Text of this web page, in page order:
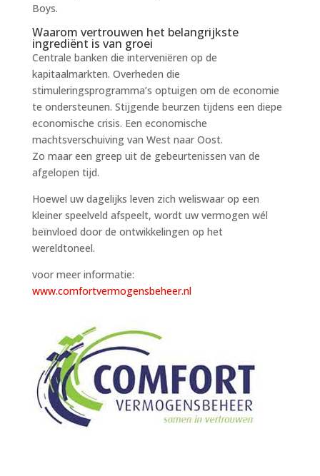
Boys.
Waarom vertrouwen het belangrijkste
ingrediënt is van groei
Centrale banken die interveniëren op de
kapitaalmarkten. Overheden die
stimuleringsprogramma’s optuigen om de economie
te ondersteunen. Stijgende beurzen tijdens een diepe
economische crisis. Een economische
machtsverschuiving van West naar Oost.
Zo maar een greep uit de gebeurtenissen van de
afgelopen tijd.
Hoewel uw dagelijks leven zich weliswaar op een
kleiner speelveld afspeelt, wordt uw vermogen wél
beïnvloed door de ontwikkelingen op het
wereldtoneel.
voor meer informatie:
www.comfortvermogensbeheer.nl